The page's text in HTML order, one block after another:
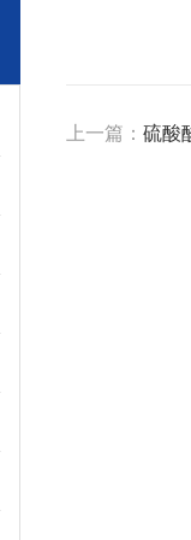
上一篇： 硫酸